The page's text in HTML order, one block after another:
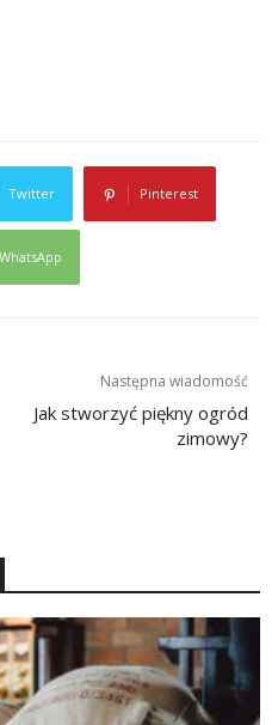
Twitter Pinterest
WhatsApp
Następna wiadomość
Jak stworzyć piękny ogród
zimowy?